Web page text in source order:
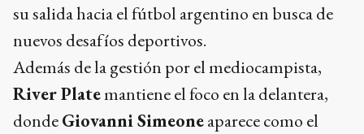
su salida hacia el fútbol argentino en busca de
nuevos desafíos deportivos.
Además de la gestión por el mediocampista,
River Platemantiene el foco en la delantera,
dondeGiovanni Simeoneaparece como el